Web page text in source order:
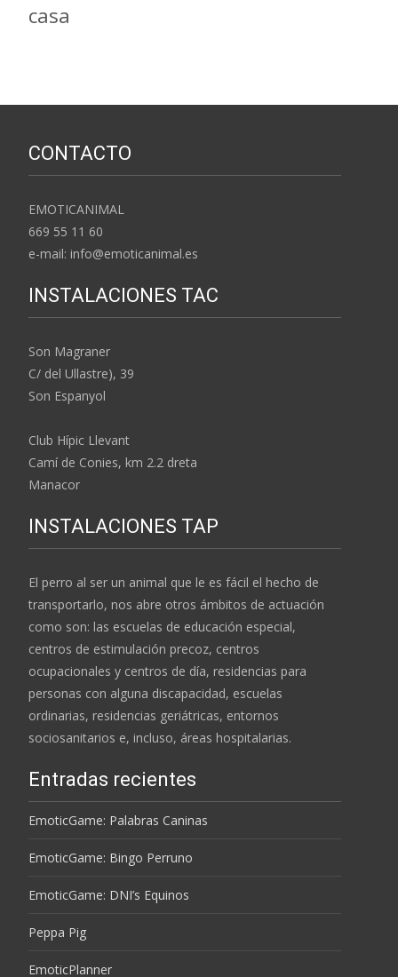
casa
CONTACTO
EMOTICANIMAL
669 55 11 60
e-mail: info@emoticanimal.es
INSTALACIONES TAC
Son Magraner
C/ del Ullastre), 39
Son Espanyol
Club Hípic Llevant
Camí de Conies, km 2.2 dreta
Manacor
INSTALACIONES TAP
El perro al ser un animal que le es fácil el hecho de
transportarlo, nos abre otros ámbitos de actuación
como son: las escuelas de educación especial,
centros de estimulación precoz, centros
ocupacionales y centros de día, residencias para
personas con alguna discapacidad, escuelas
ordinarias, residencias geriátricas, entornos
sociosanitarios e, incluso, áreas hospitalarias.
Entradas recientes
EmoticGame: Palabras Caninas
EmoticGame: Bingo Perruno
EmoticGame: DNI’s Equinos
Peppa Pig
EmoticPlanner